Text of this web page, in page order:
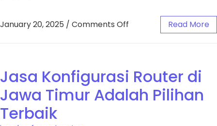
January 20, 2025 / Comments Off Read More
Jasa Konfigurasi Router di
Jawa Timur Adalah Pilihan
Terbaik